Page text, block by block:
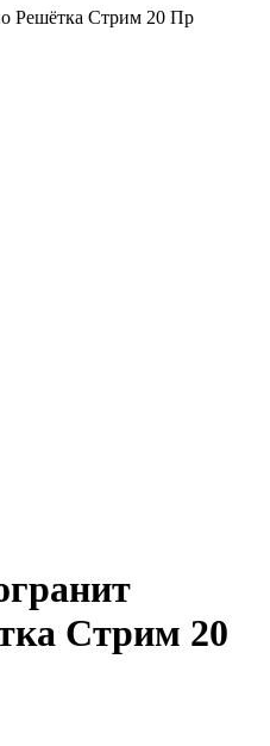
Решётка Стрим 20 Пр
Стрим 20